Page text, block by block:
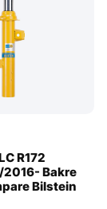
R172
2016- Bakre
Bilstein